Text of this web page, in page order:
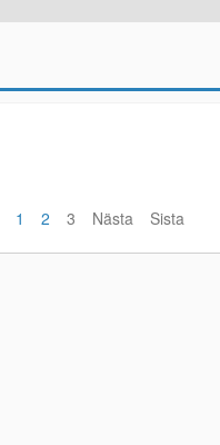
1 2 3 Nästa Sista